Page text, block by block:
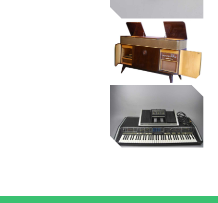
danso
Museu de la Música de Barcelona
tocadiscs
Museu de la Música de Barcelona
Museu de la Música de Barcelona